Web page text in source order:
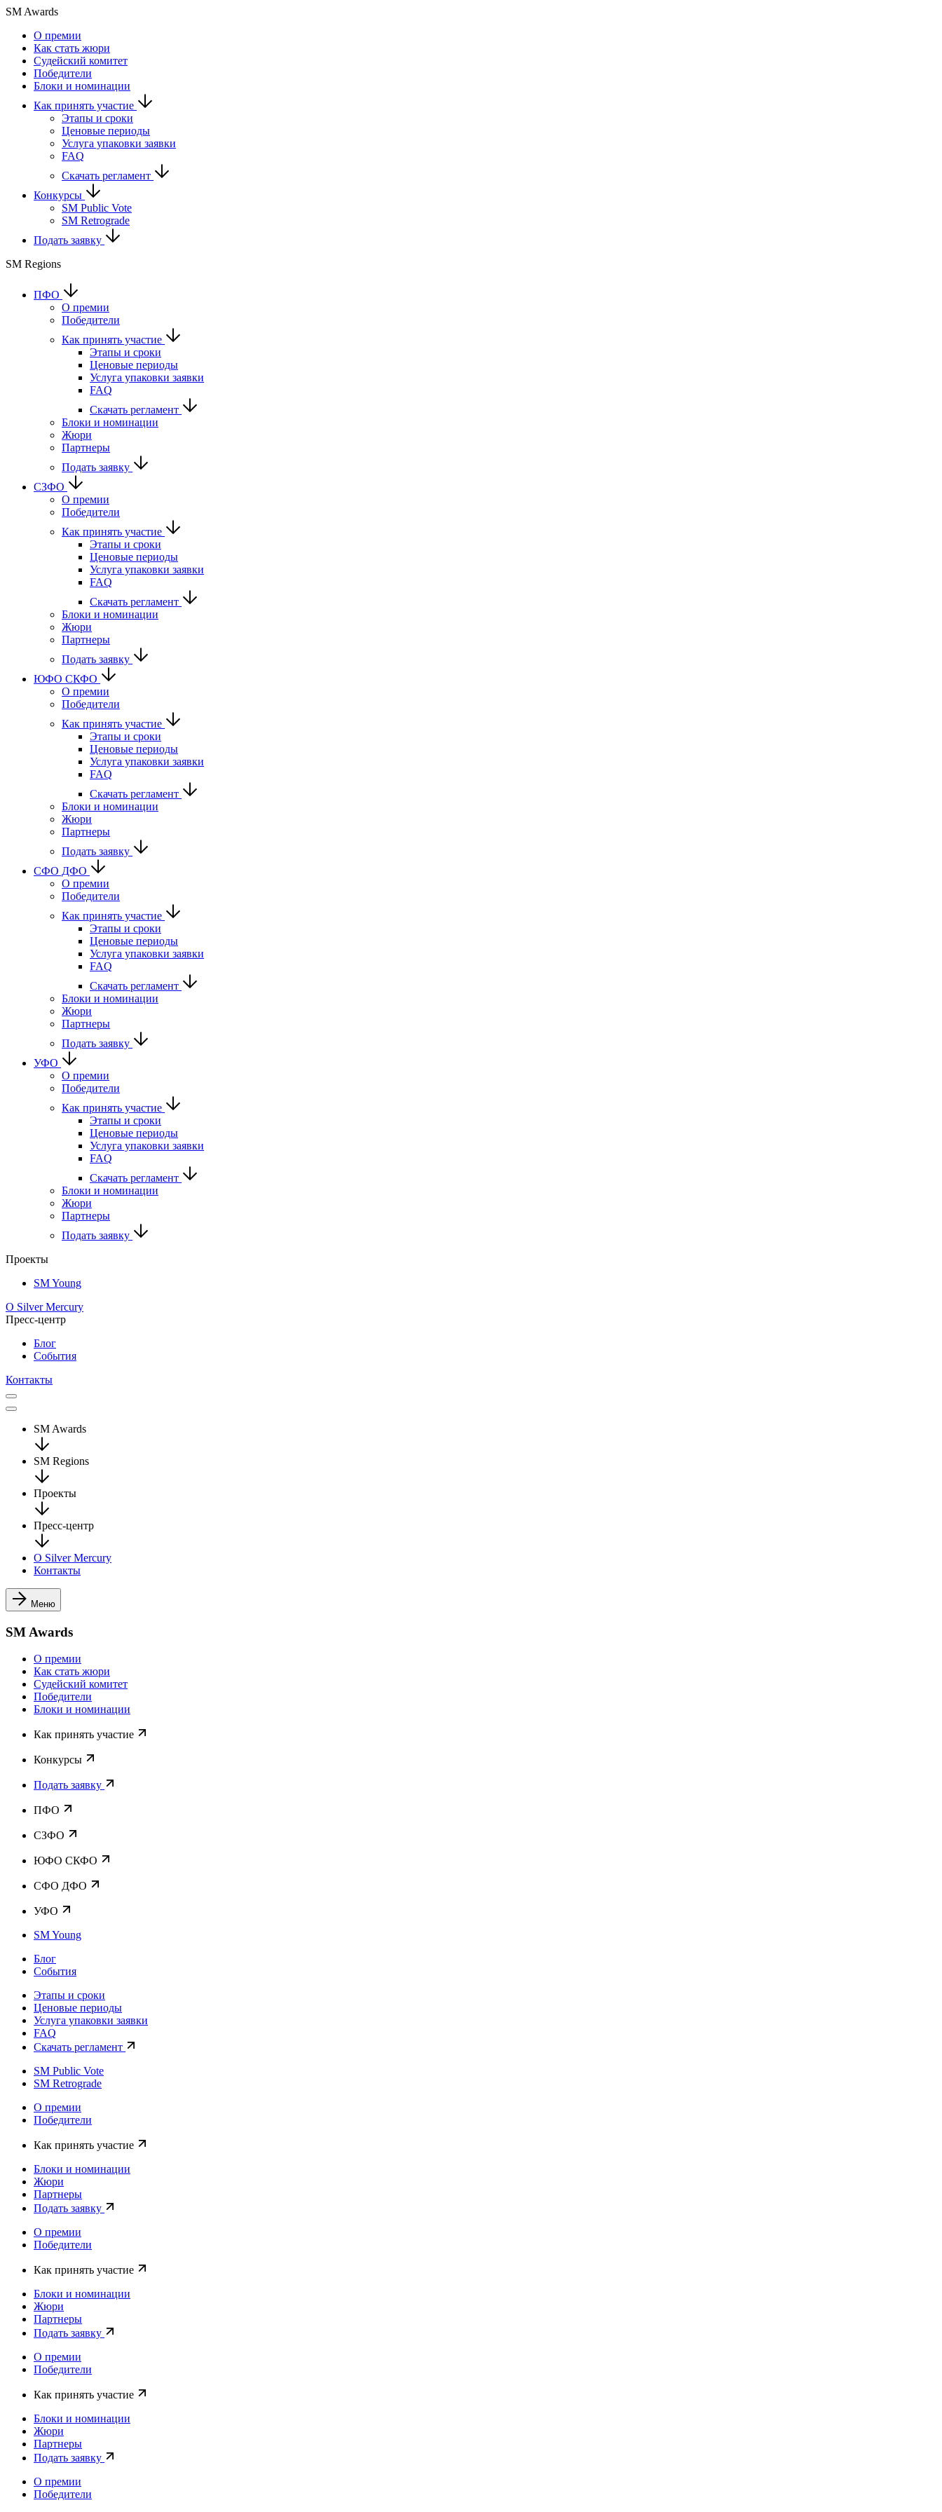
SM Awards
О премии
Как стать жюри
Судейский комитет
Победители
Блоки и номинации
Как принять участие
Этапы и сроки
Ценовые периоды
Услуга упаковки заявки
FAQ
Скачать регламент
Конкурсы
SM Public Vote
SM Retrograde
Подать заявку
SM Regions
ПФО
О премии
Победители
Как принять участие
Этапы и сроки
Ценовые периоды
Услуга упаковки заявки
FAQ
Скачать регламент
Блоки и номинации
Жюри
Партнеры
Подать заявку
СЗФО
О премии
Победители
Как принять участие
Этапы и сроки
Ценовые периоды
Услуга упаковки заявки
FAQ
Скачать регламент
Блоки и номинации
Жюри
Партнеры
Подать заявку
ЮФО СКФО
О премии
Победители
Как принять участие
Этапы и сроки
Ценовые периоды
Услуга упаковки заявки
FAQ
Скачать регламент
Блоки и номинации
Жюри
Партнеры
Подать заявку
CФО ДФО
О премии
Победители
Как принять участие
Этапы и сроки
Ценовые периоды
Услуга упаковки заявки
FAQ
Скачать регламент
Блоки и номинации
Жюри
Партнеры
Подать заявку
УФО
О премии
Победители
Как принять участие
Этапы и сроки
Ценовые периоды
Услуга упаковки заявки
FAQ
Скачать регламент
Блоки и номинации
Жюри
Партнеры
Подать заявку
Проекты
SM Young
О Silver Mercury
Пресс-центр
Блог
События
Контакты
SM Awards
SM Regions
Проекты
Пресс-центр
О Silver Mercury
Контакты
Меню
SM Awards
О премии
Как стать жюри
Судейский комитет
Победители
Блоки и номинации
Как принять участие
Конкурсы
Подать заявку
ПФО
СЗФО
ЮФО СКФО
CФО ДФО
УФО
SM Young
Блог
События
Этапы и сроки
Ценовые периоды
Услуга упаковки заявки
FAQ
Скачать регламент
SM Public Vote
SM Retrograde
О премии
Победители
Как принять участие
Блоки и номинации
Жюри
Партнеры
Подать заявку
О премии
Победители
Как принять участие
Блоки и номинации
Жюри
Партнеры
Подать заявку
О премии
Победители
Как принять участие
Блоки и номинации
Жюри
Партнеры
Подать заявку
О премии
Победители